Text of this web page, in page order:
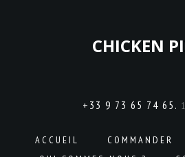
CHICKEN
+33 9 73 65 74 65.
ACCUEIL COMMANDER